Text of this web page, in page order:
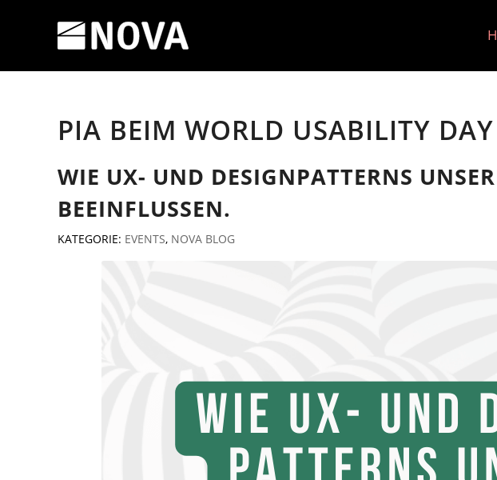
PIA BEIM WORLD USABILITY
WIE UX- UND DESIGNPATTERNS
BEEINFLUSSEN.
KATEGORIE: EVENTS, NOVA BLOG